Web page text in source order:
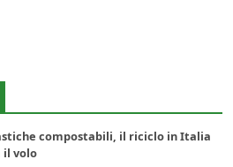
compostabili, il riciclo in Italia
il volo